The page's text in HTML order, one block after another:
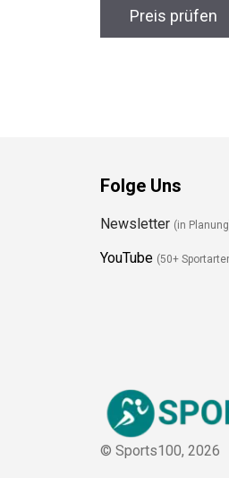
Preis prüfen